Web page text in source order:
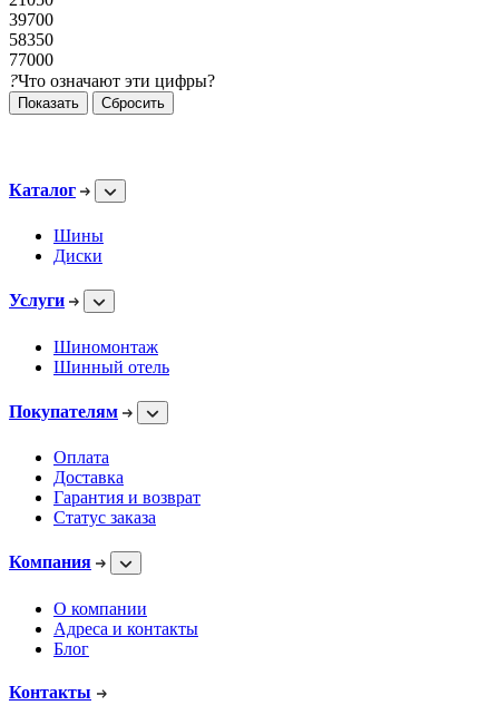
39700
58350
77000
?Что означают эти цифры?
Сбросить
Каталог
Шины
Диски
Услуги
Шиномонтаж
Шинный отель
Покупателям
Оплата
Доставка
Гарантия и возврат
Статус заказа
Компания
О компании
Адреса и контакты
Блог
Контакты